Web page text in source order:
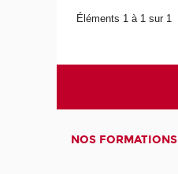
Éléments 1 à 1 sur 1
NOS FORMATIONS